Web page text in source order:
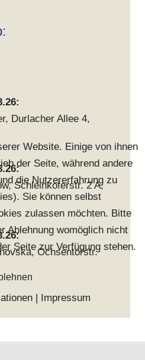
Durlacher Allee 4,
Schleinkoferstr. 2 A,
Ochsentorstr.
Website. Einige von ihnen
der Seite, während andere
die Nutzererfahrung zu
Sie können selbst
zulassen möchten. Bitte
Ablehnung womöglich nicht
Seite zur Verfügung stehen.
| Impressum